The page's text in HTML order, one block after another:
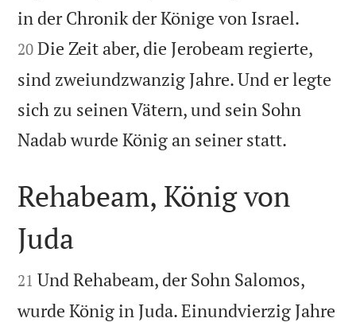
in der Chronik der Könige von Israel.
20 Die Zeit aber, die Jerobeam regierte,
sind zweiundzwanzig Jahre. Und er legte
sich zu seinen Vätern, und sein Sohn
Nadab wurde König an seiner statt.

Rehabeam, König von
Juda

21 Und Rehabeam, der Sohn Salomos,
wurde König in Juda. Einundvierzig Jahre